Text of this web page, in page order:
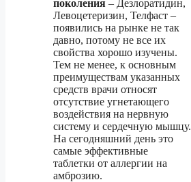
поколения – Дезлоратидин,
Левоцетеризин, Телфаст –
появились на рынке не так
давно, потому не все их
свойства хорошо изучены.
Тем не менее, к основным
преимуществам указанных
средств врачи относят
отсутствие угнетающего
воздействия на нервную
систему и сердечную мышцу.
На сегодняшний день это
самые эффективные
таблетки от аллергии на
амброзию.